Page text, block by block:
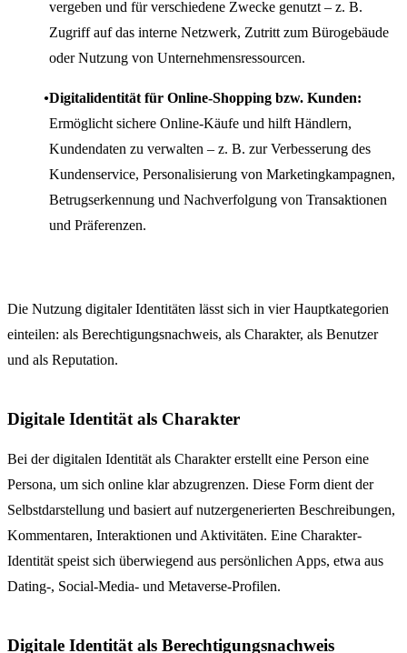
vergeben und für verschiedene Zwecke genutzt – z. B.
Zugriff auf das interne Netzwerk, Zutritt zum Bürogebäude
oder Nutzung von Unternehmensressourcen.
Digitalidentität für Online-Shopping bzw. Kunden:
Ermöglicht sichere Online-Käufe und hilft Händlern,
Kundendaten zu verwalten – z. B. zur Verbesserung des
Kundenservice, Personalisierung von Marketingkampagnen,
Betrugserkennung und Nachverfolgung von Transaktionen
und Präferenzen.
Die Nutzung digitaler Identitäten lässt sich in vier Hauptkategorien
einteilen: als Berechtigungsnachweis, als Charakter, als Benutzer
und als Reputation.
Digitale Identität als Charakter
Bei der digitalen Identität als Charakter erstellt eine Person eine
Persona, um sich online klar abzugrenzen. Diese Form dient der
Selbstdarstellung und basiert auf nutzergenerierten Beschreibungen,
Kommentaren, Interaktionen und Aktivitäten. Eine Charakter-
Identität speist sich überwiegend aus persönlichen Apps, etwa aus
Dating-, Social-Media- und Metaverse-Profilen.
Digitale Identität als Berechtigungsnachweis